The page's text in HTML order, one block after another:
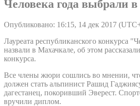
Человека года выбрали в
Опубликовано: 16:15, 14 дек 2017
Лауреата республиканского конкурса
назвали в Махачкале, об этом
конкурса.
Все члены жюри сошлись во мнении,
должен стать альпинист Рашид
дагестанец, покоривший Эверест.
вручили диплом.